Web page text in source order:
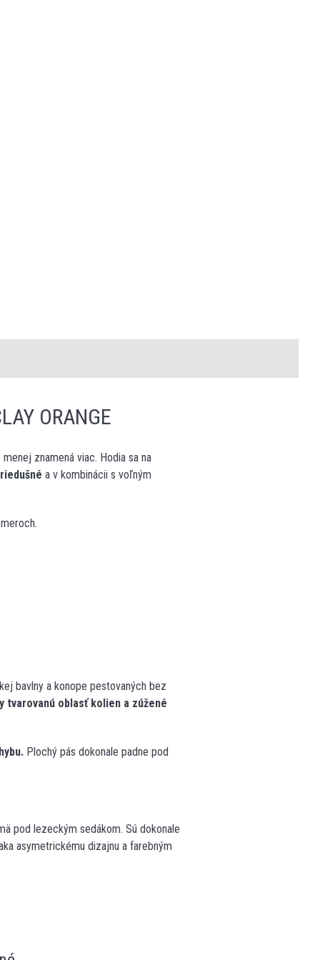
ORANGE
znamená viac. Hodia sa na
a v kombinácii s voľným
bavlny a konope pestovaných bez
tvarovanú oblasť kolien a zúžené
Plochý pás dokonale padne pod
pod lezeckým sedákom. Sú dokonale
asymetrickému dizajnu a farebným